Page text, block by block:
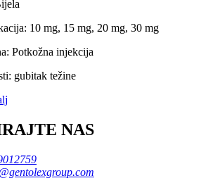
10 mg, 15 mg, 20 mg, 30 mg
Potkožna injekcija
gubitak težine
NAS